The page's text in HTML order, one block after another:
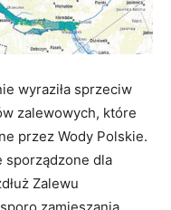
wyraziła sprzeciw
zalewowych, które
przez Wody Polskie.
sporządzone dla
Zalewu